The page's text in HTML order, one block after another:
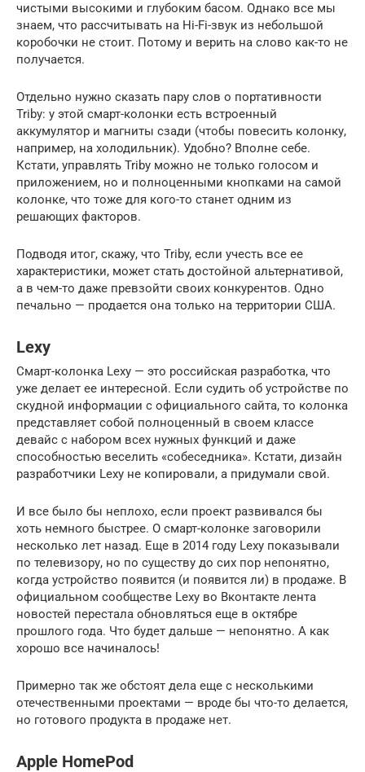
чистыми высокими и глубоким басом. Однако все мы
знаем, что рассчитывать на Hi-Fi-звук из небольшой
коробочки не стоит. Потому и верить на слово как-то не
получается.
Отдельно нужно сказать пару слов о портативности
Triby: у этой смарт-колонки есть встроенный
аккумулятор и магниты сзади (чтобы повесить колонку,
например, на холодильник). Удобно? Вполне себе.
Кстати, управлять Triby можно не только голосом и
приложением, но и полноценными кнопками на самой
колонке, что тоже для кого-то станет одним из
решающих факторов.
Подводя итог, скажу, что Triby, если учесть все ее
характеристики, может стать достойной альтернативой,
а в чем-то даже превзойти своих конкурентов. Одно
печально — продается она только на территории США.
Lexy
Смарт-колонка Lexy — это российская разработка, что
уже делает ее интересной. Если судить об устройстве по
скудной информации с официального сайта, то колонка
представляет собой полноценный в своем классе
девайс с набором всех нужных функций и даже
способностью веселить «собеседника». Кстати, дизайн
разработчики Lexy не копировали, а придумали свой.
И все было бы неплохо, если проект развивался бы
хоть немного быстрее. О смарт-колонке заговорили
несколько лет назад. Еще в 2014 году Lexy показывали
по телевизору, но по существу до сих пор непонятно,
когда устройство появится (и появится ли) в продаже. В
официальном сообществе Lexy во Вконтакте лента
новостей перестала обновляться еще в октябре
прошлого года. Что будет дальше — непонятно. А как
хорошо все начиналось!
Примерно так же обстоят дела еще с несколькими
отечественными проектами — вроде бы что-то делается,
но готового продукта в продаже нет.
Apple HomePod